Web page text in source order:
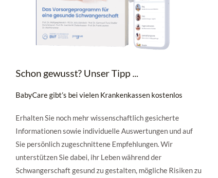
Schon gewusst? Unser Tipp ...
BabyCare gibt’s bei vielen Krankenkassen kostenlos
Erhalten Sie noch mehr wissenschaftlich gesicherte
Informationen sowie individuelle Auswertungen und auf
Sie persönlich zugeschnittene Empfehlungen. Wir
unterstützen Sie dabei, ihr Leben während der
Schwangerschaft gesund zu gestalten, mögliche Risiken zu